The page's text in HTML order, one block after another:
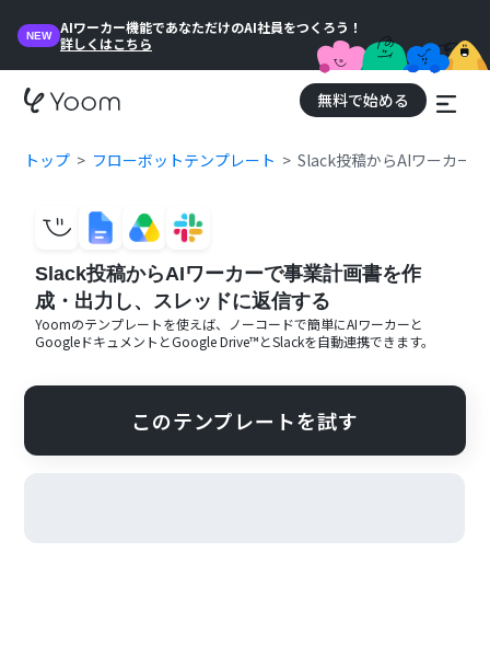
NEW
AIワーカー機能であなただけのAI社員をつくろう！
詳しくはこちら
無料で始める
トップ フローボットテンプレート Slack投稿からAIワーカー
Slack投稿からAIワーカーで事業計画書を作
成・出力し、スレッドに返信する
Yoomのテンプレートを使えば、ノーコードで簡単にAIワーカーと
Googleドキュメント とGoogle Drive™とSlackを自動連携できます。
このテンプレートを試す